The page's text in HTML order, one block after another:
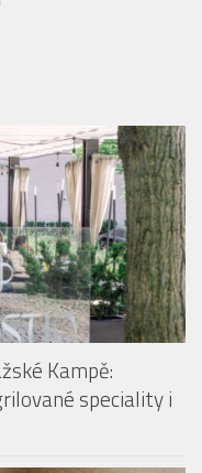
Kampě:
speciality i